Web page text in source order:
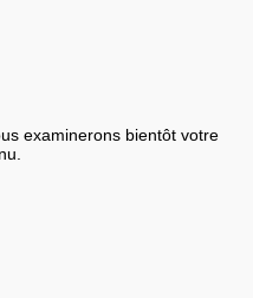
examinerons bientôt votre